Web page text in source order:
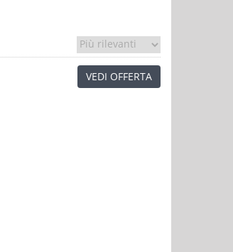
VEDI OFFERTA